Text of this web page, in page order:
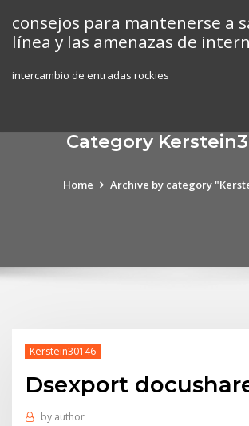
content
consejos para mantenerse a
línea y las amenazas de
intercambio de entradas rockies
Category
Home Archive by category
Kerstein30146
Dsexport
by author